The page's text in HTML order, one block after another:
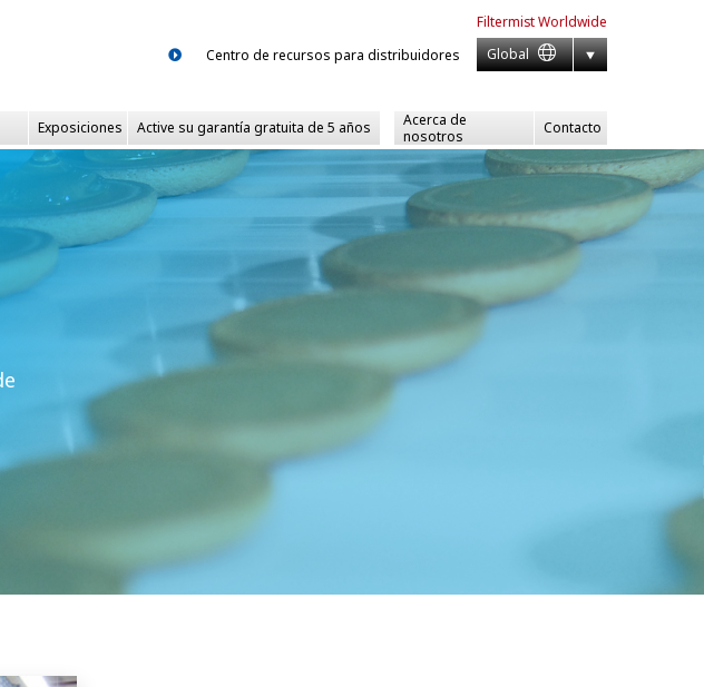
Centro de recursos para distribuidores
FiltermistWorldwide
Global
Exposiciones Active su garantía gratuita de 5 años
Acerca de
nosotros
Contacto